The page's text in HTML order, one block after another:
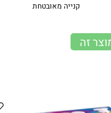
קנייה מאובטחת
זה